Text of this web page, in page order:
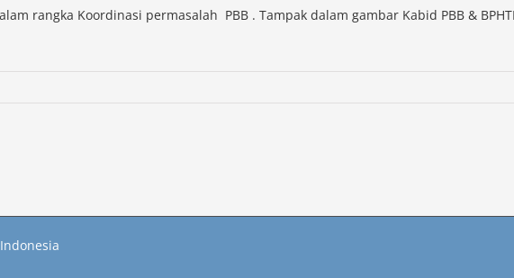
rangka Koordinasi permasalah PBB . Tampak dalam gambar Kabid PBB &